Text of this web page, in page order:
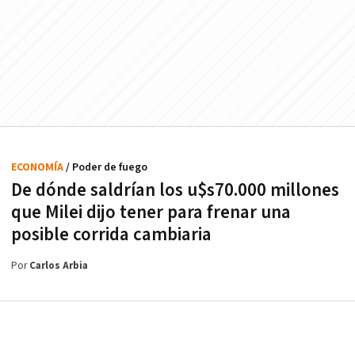
De dónde saldrían los u$s70.000 millones
que Milei dijo tener para frenar una
posible corrida cambiaria
ECONOMÍA/ Poder de fuego
PorCarlos Arbia